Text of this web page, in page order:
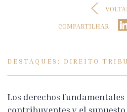
COMPARTILHAR
DESTAQUES: DIREITO
Los derechos fundamentales
contribuyentes y el